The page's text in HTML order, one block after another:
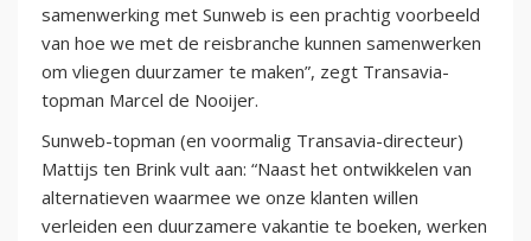
samenwerking met Sunweb is een prachtig voorbeeld
van hoe we met de reisbranche kunnen samenwerken
om vliegen duurzamer te maken”, zegt Transavia-
topman Marcel de Nooijer.
Sunweb-topman (en voormalig Transavia-directeur)
Mattijs ten Brink vult aan: “Naast het ontwikkelen van
alternatieven waarmee we onze klanten willen
verleiden een duurzamere vakantie te boeken, werken